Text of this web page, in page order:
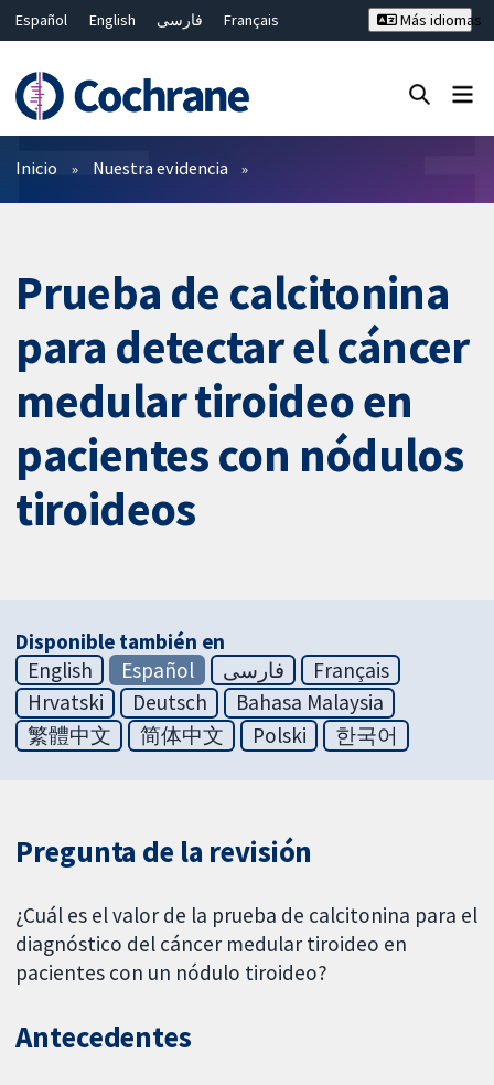
Español English فارسی
Français
Bahasa Malaysia
ไทย 繁體中文
Más idiomas
Filtros
Inicio Nuestra evidencia
Prueba de calcitonina
para detectar el cáncer
medular tiroideo en
pacientes con nódulos
tiroideos
Disponible también en
English
Español فارسی
Français
Hrvatski
Deutsch
Bahasa Malaysia
繁體中文
简体中文 Polski 한국어
Pregunta de la revisión
¿Cuál es el valor de la prueba de calcitonina para el
diagnóstico del cáncer medular tiroideo en
pacientes con un nódulo tiroideo?
Antecedentes